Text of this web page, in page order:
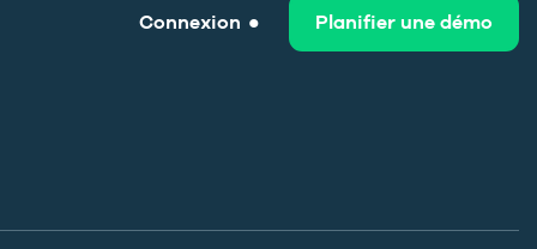
Connexion Planifier une démo